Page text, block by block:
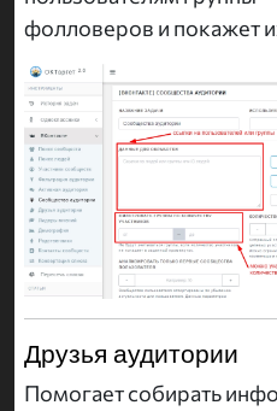
фолловеров и покажет
Друзья аудитории
Помогает собирать